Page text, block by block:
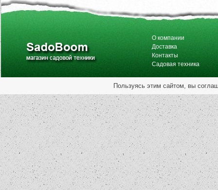
О компании
Доставка
Контакты
Садовая техника
Пользуясь этим сайтом, вы